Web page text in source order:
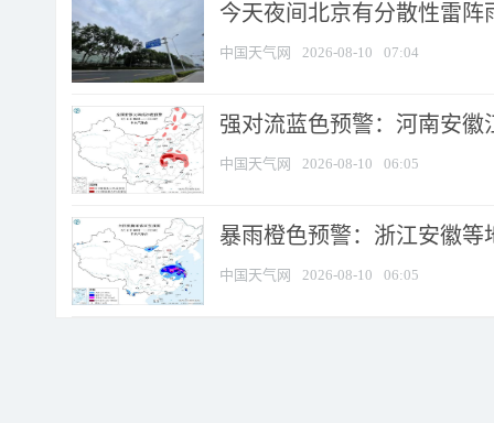
今天夜间北京有分散性雷
中国天气网 2026-08-10 07:04
强对流蓝色预警：河南安徽
中国天气网 2026-08-10 06:05
暴雨橙色预警：浙江安徽等
中国天气网 2026-08-10 06:05